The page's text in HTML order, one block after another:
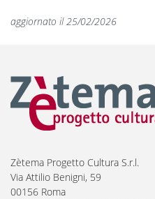
aggiornato il 25/02/2026
Zètema Progetto Cultura S.r.l.
Via Attilio Benigni, 59
00156 Roma